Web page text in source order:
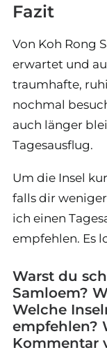
Fazit
Von Koh Rong
erwartet und
traumhafte,
nochmal
auch länger
Tagesausflug.
Um die Insel
falls dir
ich einen
empfehlen. Es
Warst du
Samloem?
Welche
empfehlen?
Kommentar